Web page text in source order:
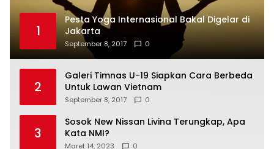
1
Pesta Yoga Internasional Bakal Digelar di
Jakarta
September 8, 2017 0
2
Galeri Timnas U-19 Siapkan Cara Berbeda
Untuk Lawan Vietnam
September 8, 2017 0
3
Sosok New Nissan Livina Terungkap, Apa
Kata NMI?
Maret 14, 2023 0